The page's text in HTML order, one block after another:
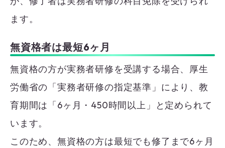
ます。
無資格者は最短6ヶ月
無資格の方が実務者研修を受講する場合、厚生
労働省の「実務者研修の指定基準」により、教
育期間は「6ヶ月・450時間以上」と定められて
います。
このため、無資格の方は最短でも修了まで6ヶ月